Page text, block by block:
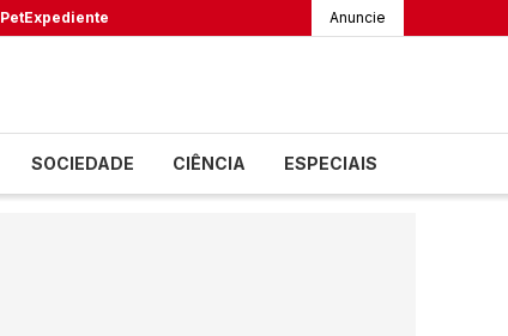
PetExpediente Anuncie
SOCIEDADE CIÊNCIA ESPECIAIS